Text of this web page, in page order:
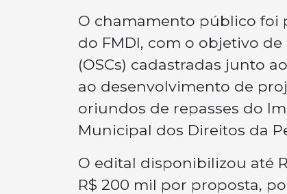
O chamamento público foi
do FMDI, com o objetivo
(OSCs) cadastradas junto
ao desenvolvimento de
oriundos de repasses do
Municipal dos Direitos da
O edital disponibilizou até
R$ 200 mil por proposta,